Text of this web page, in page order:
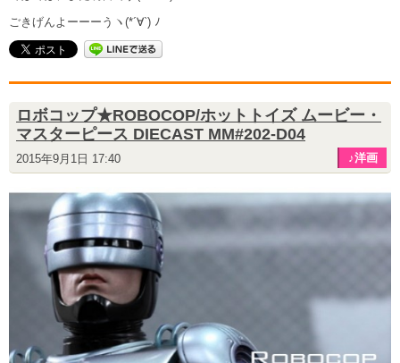
ごきげんよーーーうヽ(*´∀`) ﾉ
ロボコップ★ROBOCOP/ホットトイズ ムービー・
マスターピース DIECAST MM#202-D04
2015年9月1日 17:40 ♪洋画